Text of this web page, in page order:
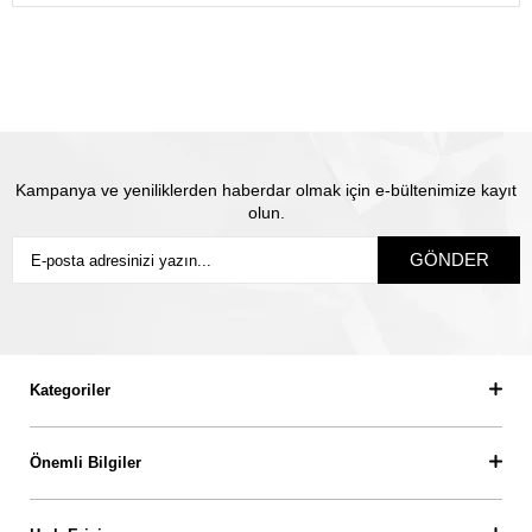
Kampanya ve yeniliklerden haberdar olmak için e-bültenimize kayıt
olun.
GÖNDER
Kategoriler
Önemli Bilgiler